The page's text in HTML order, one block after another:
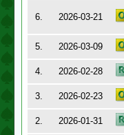
6. 2026-03-21
5. 2026-03-09
4.
2026-02-28
3.
2026-02-23
2.
2026-01-31